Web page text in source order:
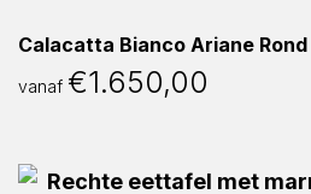
Calacatta Bianco Ariane Rond
vanaf €1.650,00